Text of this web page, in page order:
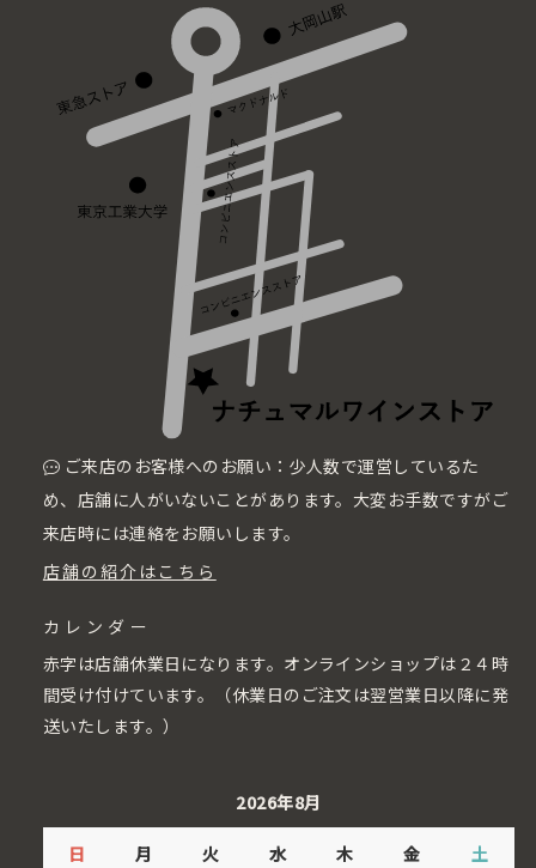
ご来店のお客様へのお願い：少人数で運営しているた
め、店舗に人がいないことがあります。大変お手数ですがご
来店時には連絡をお願いします。
店舗の紹介はこちら
カレンダー
赤字は店舗休業日になります。オンラインショップは２４時
間受け付けています。（休業日のご注文は翌営業日以降に発
送いたします。）
2026年8月
日 月 火 水 木 金 土